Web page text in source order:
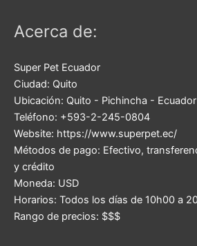
Acerca de:
Super Pet Ecuador
Ciudad: Quito
Ubicación: Quito - Pichincha - Ecuador
Teléfono: +593-2-245-0804
Website: https://www.superpet.ec/
Métodos de pago: Efectivo,
y crédito
Moneda: USD
Horarios: Todos los días de 10h00 a
Rango de precios: $$$